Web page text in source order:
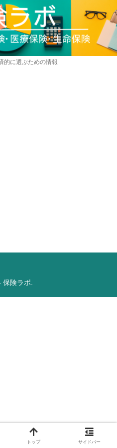
的に選ぶための情報
険ラボ.
トップ サイドバー